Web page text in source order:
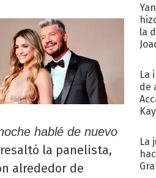
hablé de nuevo
resaltó la panelista,
alrededor de
la
La
de
La